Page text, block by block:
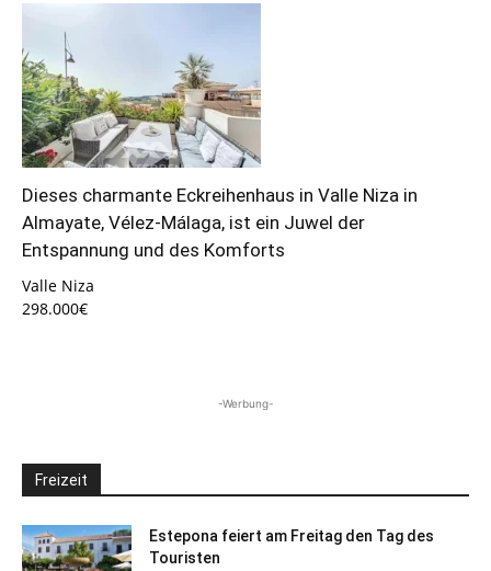
Dieses charmante Eckreihenhaus in Valle Niza in
Almayate, Vélez-Málaga, ist ein Juwel der
Entspannung und des Komforts
Valle Niza
298.000€
-Werbung-
Freizeit
Estepona feiert am Freitag den Tag des
Touristen